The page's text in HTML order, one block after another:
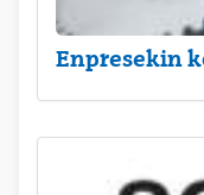
Enpresekin